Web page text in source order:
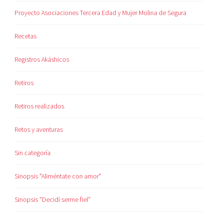
Proyecto Asociaciones Tercera Edad y Mujer Molina de Segura
Recetas
Registros Akáshicos
Retiros
Retiros realizados
Retos y aventuras
Sin categoría
Sinopsis "Aliméntate con amor"
Sinopsis "Decidí serme fiel"